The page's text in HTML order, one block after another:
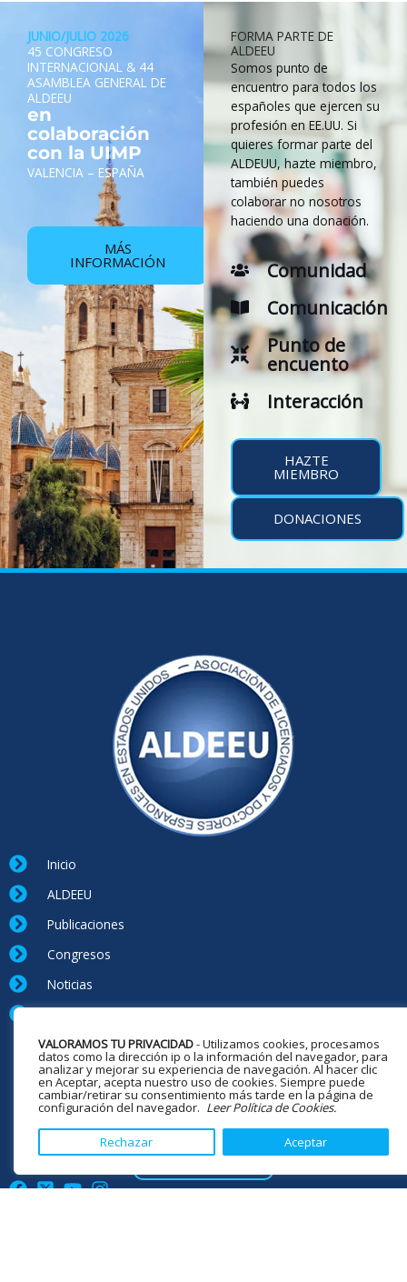
VALORAMOS TU PRIVACIDAD- Utilizamos cookies, procesamos
datos como la dirección ip o la información del navegador, para
analizar y mejorar su experiencia de navegación. Al hacer clic
en Aceptar, acepta nuestro uso de cookies. Siempre puede
cambiar/retirar su consentimiento más tarde en la página de
configuración del navegador. Leer Política de Cookies.
Rechazar Aceptar
JUNIO/JULIO 2026
45 CONGRESO
INTERNACIONAL & 44
ASAMBLEA GENERAL DE
ALDEEU
en
colaboración
con la UIMP
VALENCIA – ESPAÑA
MÁS
INFORMACIÓN
FORMA PARTE DE
ALDEEU
Somos punto de
encuentro para todos los
españoles que ejercen su
profesión en EE.UU. Si
quieres formar parte del
ALDEUU, hazte miembro,
también puedes
colaborar no nosotros
haciendo una donación.
Comunidad
Comunicación
Punto de
encuento
Interacción
HAZTE
MIEMBRO
DONACIONES
Inicio
ALDEEU
Publicaciones
Congresos
Noticias
44 CONGRESO INTERNACIONAL ALDEEU 2025
SALAMANCA- ESPAÑA
+ INFORMACIÓN
DONACIONES